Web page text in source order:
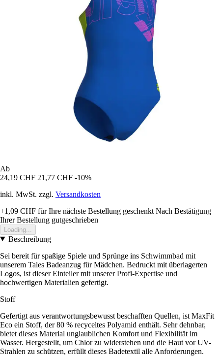
Ab
24,19 CHF 21,77 CHF -10%
inkl. MwSt. zzgl. Versandkosten
+1,09 CHF für Ihre nächste Bestellung geschenkt Nach Bestätigung
Ihrer Bestellung gutgeschrieben
Loading...
Beschreibung
Sei bereit für spaßige Spiele und Sprünge ins Schwimmbad mit
unserem Tales Badeanzug für Mädchen. Bedruckt mit überlagerten
Logos, ist dieser Einteiler mit unserer Profi-Expertise und
hochwertigen Materialien gefertigt.
Stoff
Gefertigt aus verantwortungsbewusst beschafften Quellen, ist MaxFit
Eco ein Stoff, der 80 % recyceltes Polyamid enthält. Sehr dehnbar,
bietet dieses Material unglaublichen Komfort und Flexibilität im
Wasser. Hergestellt, um Chlor zu widerstehen und die Haut vor UV-
Strahlen zu schützen, erfüllt dieses Badetextil alle Anforderungen.